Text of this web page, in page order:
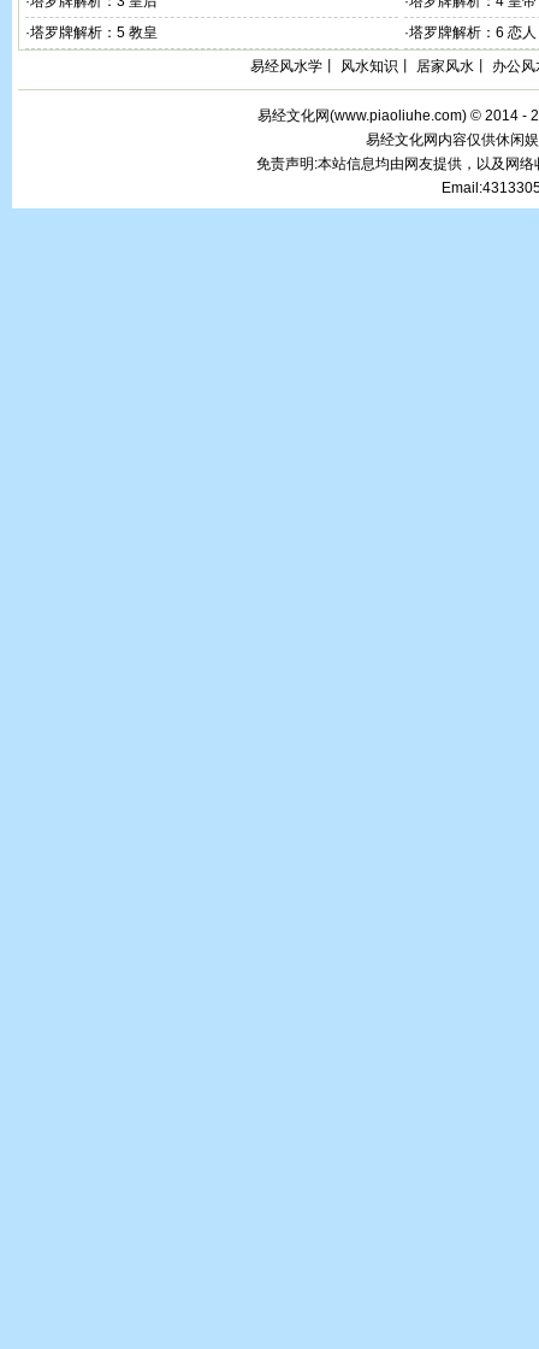
·塔罗牌解析：5 教皇 ·塔罗牌解析：6 恋人
易经风水学
风水知识 居家风水 办公风
易经文化网(www.piaoliuhe.com) © 2014 -
易经文化网内容仅供休闲
免责声明:本站信息均由网友提供，以及网